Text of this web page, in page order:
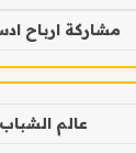
مشاركة ارباح
عالم الشباب